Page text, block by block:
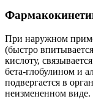
При наружном
(быстро
кислоту,
бета-глобулином и
подвергается в
неизмененном виде.